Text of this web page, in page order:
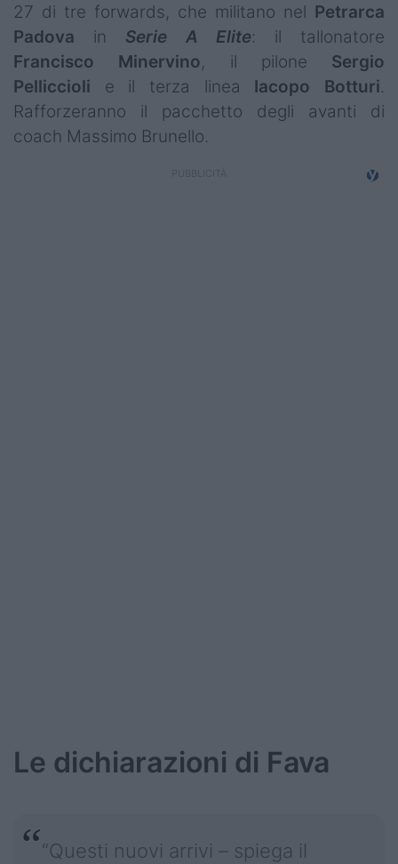
Serie A Elite
Campionati
Serie A
Serie B
27 di tre forwards, che militano nel Petrarca
Padova in Serie A Elite: il tallonatore
Francisco
Minervino, il pilone Sergio
Pelliccioli e il terza linea Iacopo Botturi.
Rafforzeranno il pacchetto degli avanti di
coach Massimo Brunello.
Le dichiarazioni di Fava
“Questi nuovi arrivi – spiega il